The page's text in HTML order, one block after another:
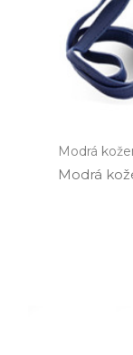
Modrá
Modrá